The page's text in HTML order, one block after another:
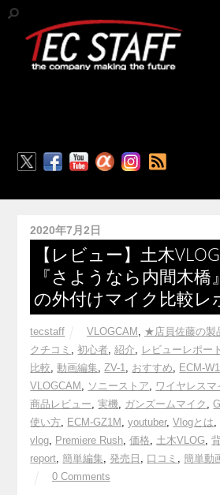
2020年7月2日
【レビュー】土木
『さようなら内間木橋
の外付けマイク比較レ
tecstaff VLOGCAM , ★店員佐藤の製
クチコミ ,初心者,紹介, レビューレポート
比較,動画編集,ZV-1, おすすめ, ECM-
VLOGCAM , ソニーストア, ワイヤレスマ
商品レビュー,実機, ガンズームマイク ,
使い方, ECM-GZ1M ,youtuber,Vlogとは,
vlog, Premiere Rush,価格, 土木VLOG,
report,簡単編集,発売日 , 口コミ ,簡単動
0 Comments